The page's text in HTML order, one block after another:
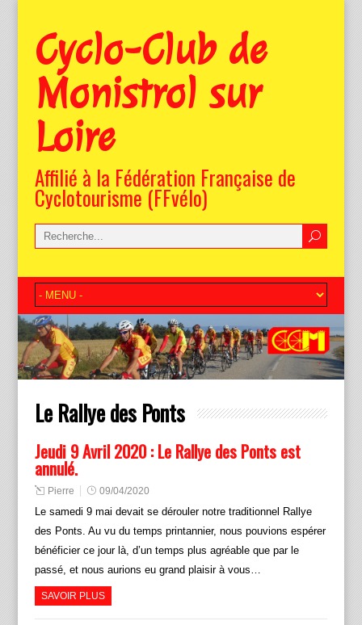
Cyclo-Club de
Monistrol sur
Loire
Affilié à la Fédération Française de
Cyclotourisme (FFvélo)
Le Rallye des Ponts
Jeudi 9 Avril 2020 : Le Rallye des Ponts est
annulé.
Pierre 09/04/2020
Le samedi 9 mai devait se dérouler notre traditionnel Rallye
des Ponts. Au vu du temps printannier, nous pouvions espérer
bénéficier ce jour là, d’un temps plus agréable que par le
passé, et nous aurions eu grand plaisir à vous…
SAVOIR PLUS